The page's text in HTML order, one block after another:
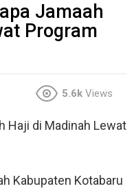
Jamaah
Program
5.6k Views
Haji di Madinah Lewat
Kabupaten Kotabaru